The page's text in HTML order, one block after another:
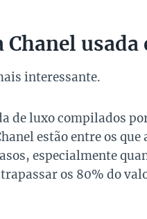
usada
interessante.
de luxo compilados
estão entre os
especialmente
os 80% do